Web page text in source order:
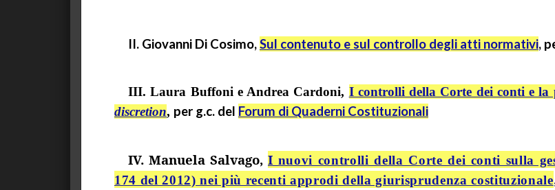
II. Giovanni Di Cosimo,Sul contenuto e sul controllo degli atti normativi,
III. Laura Buffoni e Andrea Cardoni, I controlli della Corte dei conti e la
discretion, per g.c. del Forum di Quaderni Costituzionali
IV. Manuela Salvago, Inuovi controlli della Corte dei conti sulla
174 del 2012) nei più recenti approdi della giurisprudenza costituzionale